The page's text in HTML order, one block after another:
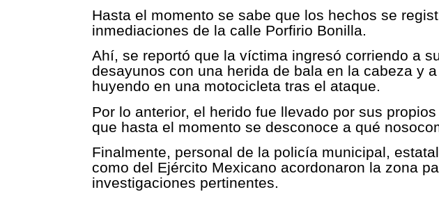
Hasta el momento se sabe que los hechos se
inmediaciones de la calle Porfirio Bonilla.
Ahí, se reportó que la víctima ingresó corriendo a
desayunos con una herida de bala en la cabeza y
huyendo en una motocicleta tras el ataque.
Por lo anterior, el herido fue llevado por sus
que hasta el momento se desconoce a qué
Finalmente, personal de la policía municipal,
como del Ejército Mexicano acordonaron la zona
investigaciones pertinentes.